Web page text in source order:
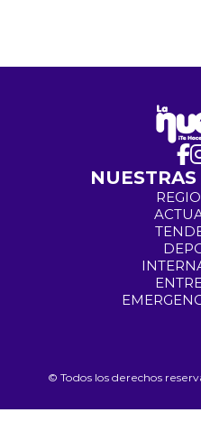
© Todos los derechos